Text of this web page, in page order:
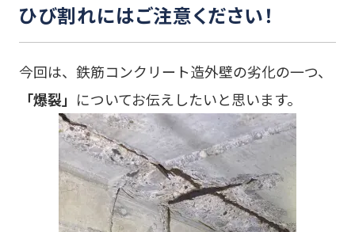
ひび割れにはご注意ください！
今回は、鉄筋コンクリート造外壁の劣化の一つ、
「爆裂」 についてお伝えしたいと思います。